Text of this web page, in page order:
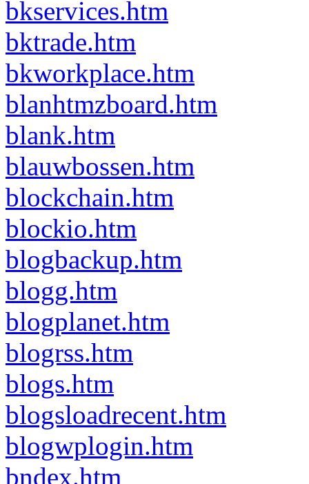
bkservices.htm
bktrade.htm
bkworkplace.htm
blanhtmzboard.htm
blank.htm
blauwbossen.htm
blockchain.htm
blockio.htm
blogbackup.htm
blogg.htm
blogplanet.htm
blogrss.htm
blogs.htm
blogsloadrecent.htm
blogwplogin.htm
bndex.htm